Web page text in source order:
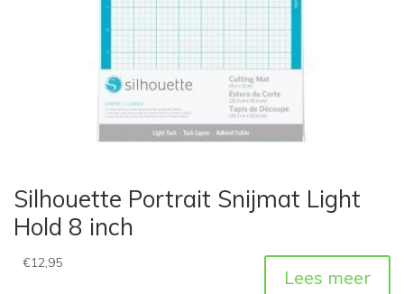
Silhouette Portrait Snijmat Light
Hold 8 inch
€12,95
Lees meer